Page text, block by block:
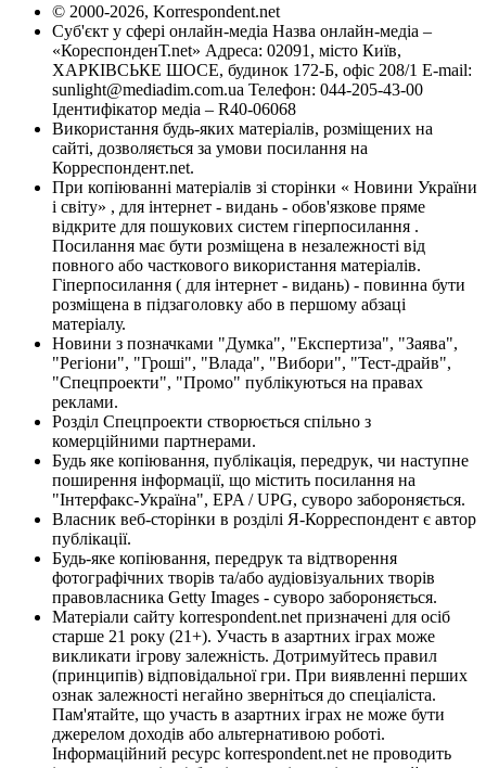
© 2000-2026, Korrespondent.net
Суб'єкт у сфері онлайн-медіа Назва онлайн-медіа –
«КореспонденТ.net» Адреса: 02091, місто Київ,
ХАРКІВСЬКЕ ШОСЕ, будинок 172-Б, офіс 208/1 E-mail:
sunlight@mediadim.com.ua Телефон: 044-205-43-00
Ідентифікатор медіа – R40-06068
Використання будь-яких матеріалів, розміщених на
сайті, дозволяється за умови посилання на
Корреспондент.net.
При копіюванні матеріалів зі сторінки « Новини України
і світу» , для інтернет - видань - обов'язкове пряме
відкрите для пошукових систем гіперпосилання .
Посилання має бути розміщена в незалежності від
повного або часткового використання матеріалів.
Гіперпосилання ( для інтернет - видань) - повинна бути
розміщена в підзаголовку або в першому абзаці
матеріалу.
Новини з позначками "Думка", "Експертиза", "Заява",
"Регіони", "Гроші", "Влада", "Вибори", "Тест-драйв",
"Спецпроекти", "Промо" публікуються на правах
реклами.
Розділ Спецпроекти створюється спільно з
комерційними партнерами.
Будь яке копіювання, публікація, передрук, чи наступне
поширення інформації, що містить посилання на
"Інтерфакс-Україна", EPA / UPG, суворо забороняється.
Власник веб-сторінки в розділі Я-Корреспондент є автор
публікації.
Будь-яке копіювання, передрук та відтворення
фотографічних творів та/або аудіовізуальних творів
правовласника Getty Images - суворо забороняється.
Матеріали сайту korrespondent.net призначені для осіб
старше 21 року (21+). Участь в азартних іграх може
викликати ігрову залежність. Дотримуйтесь правил
(принципів) відповідальної гри. При виявленні перших
ознак залежності негайно зверніться до спеціаліста.
Пам'ятайте, що участь в азартних іграх не може бути
джерелом доходів або альтернативою роботі.
Інформаційний ресурс korrespondent.net не проводить